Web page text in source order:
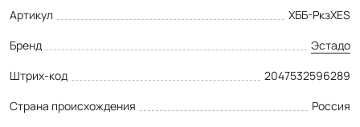
Артикул
ХББ-РкзХES
Бренд
Эстадо
Штрих-код
2047532596289
Страна происхождения
Россия